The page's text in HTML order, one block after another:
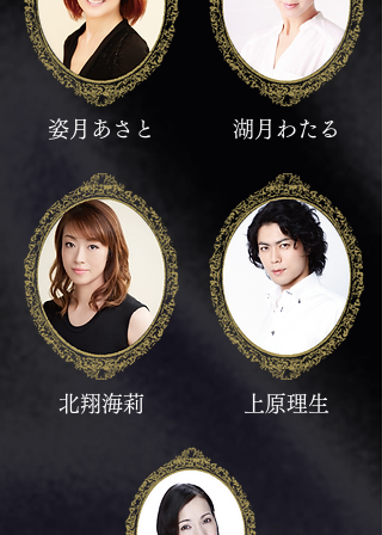
姿月あさと 湖月わたる
北翔海莉 上原理生